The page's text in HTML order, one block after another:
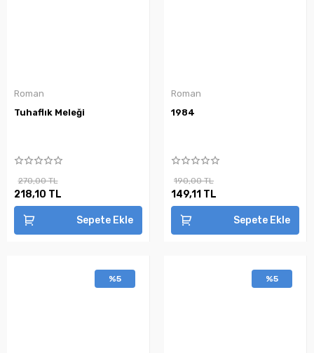
Roman
Tuhaflık Meleği
270,00 TL
218,10 TL
Sepete Ekle
Roman
1984
190,00 TL
149,11 TL
Sepete Ekle
%5 %5